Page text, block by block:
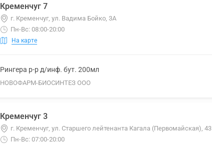
Кременчуг 7
г. Кременчуг, ул. Вадима Бойко, 3А
Пн-Вс: 08:00-20:00
На карте
Рингера р-р д/инф. бут. 200мл
НОВОФАРМ-БИОСИНТЕЗ ООО
Кременчуг 3
г. Кременчуг, ул. Старшего лейтенанта Кагала (Первомайская), 43
Пн-Вс: 07:00-20:00